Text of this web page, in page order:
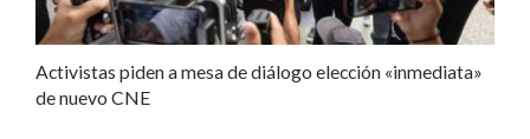
Activistas piden a mesa de diálogo elección «inmediata»
de nuevo CNE